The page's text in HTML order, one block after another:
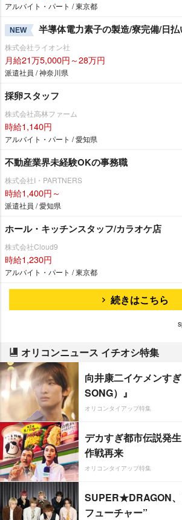
アルバイト・パート / 東京都
NEW 半導体電力素子の製造/寮完備/日
株式会社ライオン社
月給21万5,000円～28万円
派遣社員 / 神奈川県
採卵スタッフ
株式会社高林ファーム
時給1,140円
アルバイト・パート / 愛知県
不動産業界未経験OKの事務職
株式会社I・PARTNERS
時給1,400円～
派遣社員 / 愛知県
ホール・キッチンスタッフ/カラオケ店
株式会社Cloud9
時給1,230円
アルバイト・パート / 東京都
続きはこちら
オリコンニュース イチオシ特集
向井康二イケメンす
SONG）』
オリコンタイアップ特集
デカすぎ都市伝説発
作戦再来
オリコンタイアップ特集
SUPER★DRAGON、
フューチャー”